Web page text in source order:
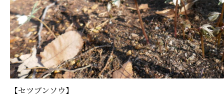
【セツブンソウ】